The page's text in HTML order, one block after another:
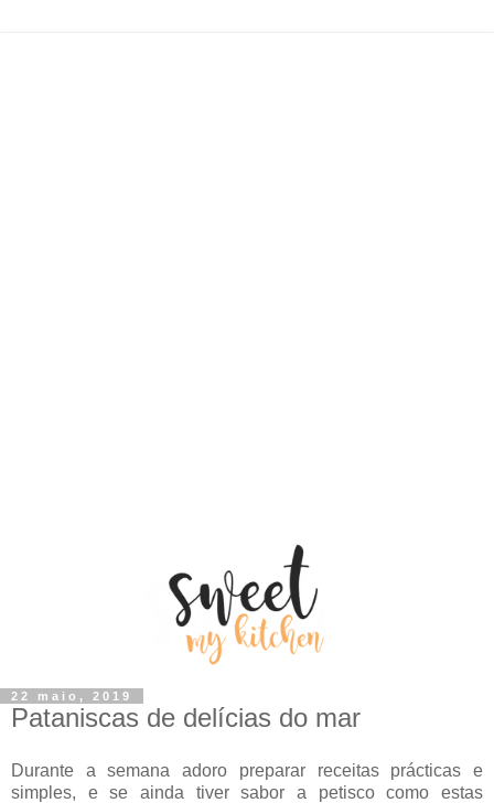
22 maio, 2019
Pataniscas de delícias do mar
Durante a semana adoro preparar receitas prácticas e
simples, e se ainda tiver sabor a petisco como estas